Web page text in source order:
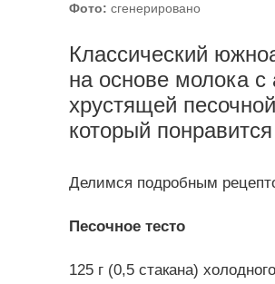
Фото: сгенерировано
Классический
на основе молока с
хрустящей
который
Делимся подробным
Песочное тесто
125 г (0,5 стакана)